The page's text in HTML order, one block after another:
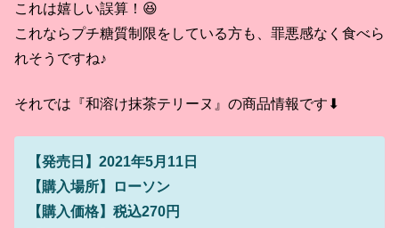
これは嬉しい誤算！😆
これならプチ糖質制限をしている方も、罪悪感なく食べら
れそうですね♪
それでは『和溶け抹茶テリーヌ』の商品情報です⬇
【発売日】2021年5月11日
【購入場所】ローソン
【購入価格】税込270円